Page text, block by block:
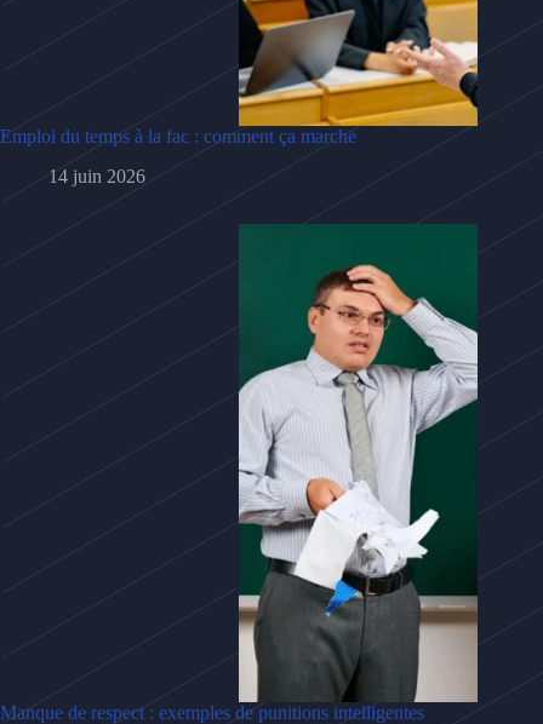
Emploi du temps à la fac : comment ça marche
14 juin 2026
Manque de respect : exemples de punitions intelligentes